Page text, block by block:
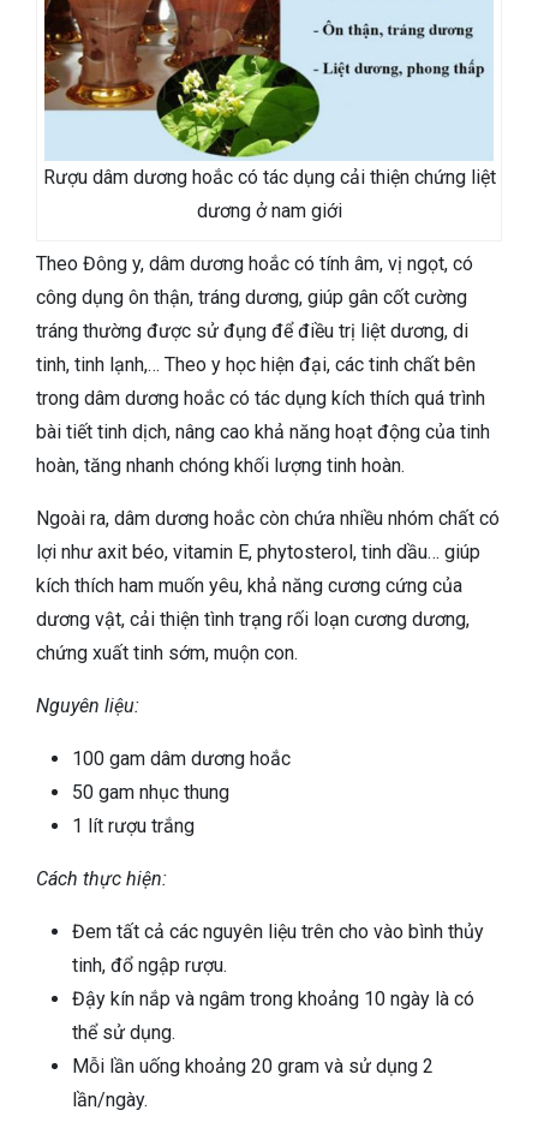
Rượu dâm dương hoắc có tác dụng cải thiện chứng liệt
dương ở nam giới
Theo Đông y, dâm dương hoắc có tính âm, vị ngọt, có
công dụng ôn thận, tráng dương, giúp gân cốt cường
tráng thường được sử đụng để điều trị liệt dương, di
tinh, tinh lạnh,… Theo y học hiện đại, các tinh chất bên
trong dâm dương hoắc có tác dụng kích thích quá trình
bài tiết tinh dịch, nâng cao khả năng hoạt động của tinh
hoàn, tăng nhanh chóng khối lượng tinh hoàn.
Ngoài ra, dâm dương hoắc còn chứa nhiều nhóm chất có
lợi như axit béo, vitamin E, phytosterol, tinh dầu… giúp
kích thích ham muốn yêu, khả năng cương cứng của
dương vật, cải thiện tình trạng rối loạn cương dương,
chứng xuất tinh sớm, muộn con.
Nguyên liệu:
100 gam dâm dương hoắc
50 gam nhục thung
1 lít rượu trắng
Cách thực hiện:
Đem tất cả các nguyên liệu trên cho vào bình thủy
tinh, đổ ngập rượu.
Đậy kín nắp và ngâm trong khoảng 10 ngày là có
thể sử dụng.
Mỗi lần uống khoảng 20 gram và sử dụng 2
lần/ngày.